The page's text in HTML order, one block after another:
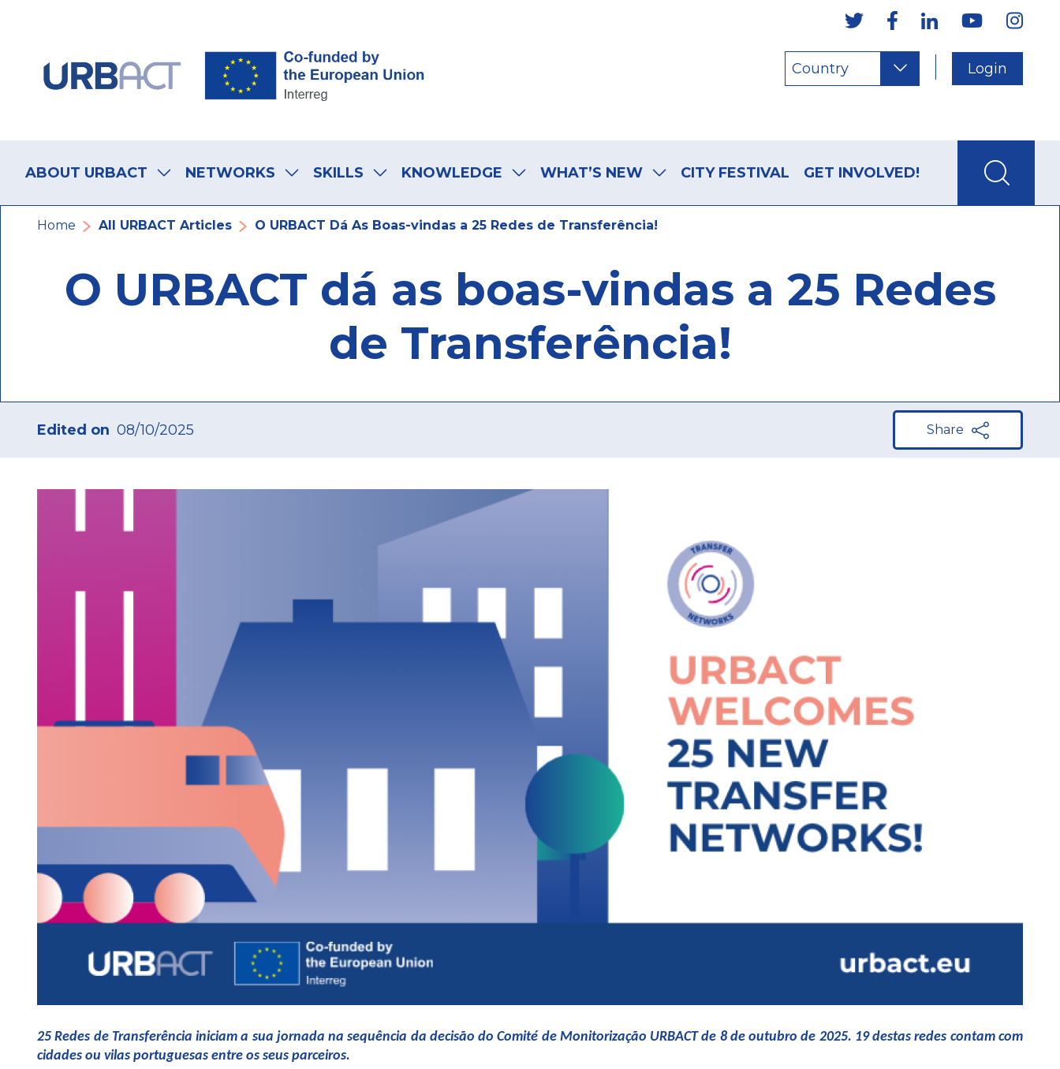
Country Login
navigation
ABOUT URBACT NETWORKS SKILLS KNOWLEDGE WHAT’S NEW CITY FESTIVAL GET INVOLVED!
Breadcrumb
Home All URBACT Articles O URBACT Dá As Boas-vindas a 25 Redes de Transferência!
O URBACT dá as boas-vindas a 25 Redes
de Transferência!
Edited on 08/10/2025 Share
25 Redes de Transferência iniciam a sua jornada na sequência da decisão do Comité de Monitorização URBACT de 8 de outubro de 2025. 19 destas redes contam com
cidades ou vilas portuguesas entre os seus parceiros.